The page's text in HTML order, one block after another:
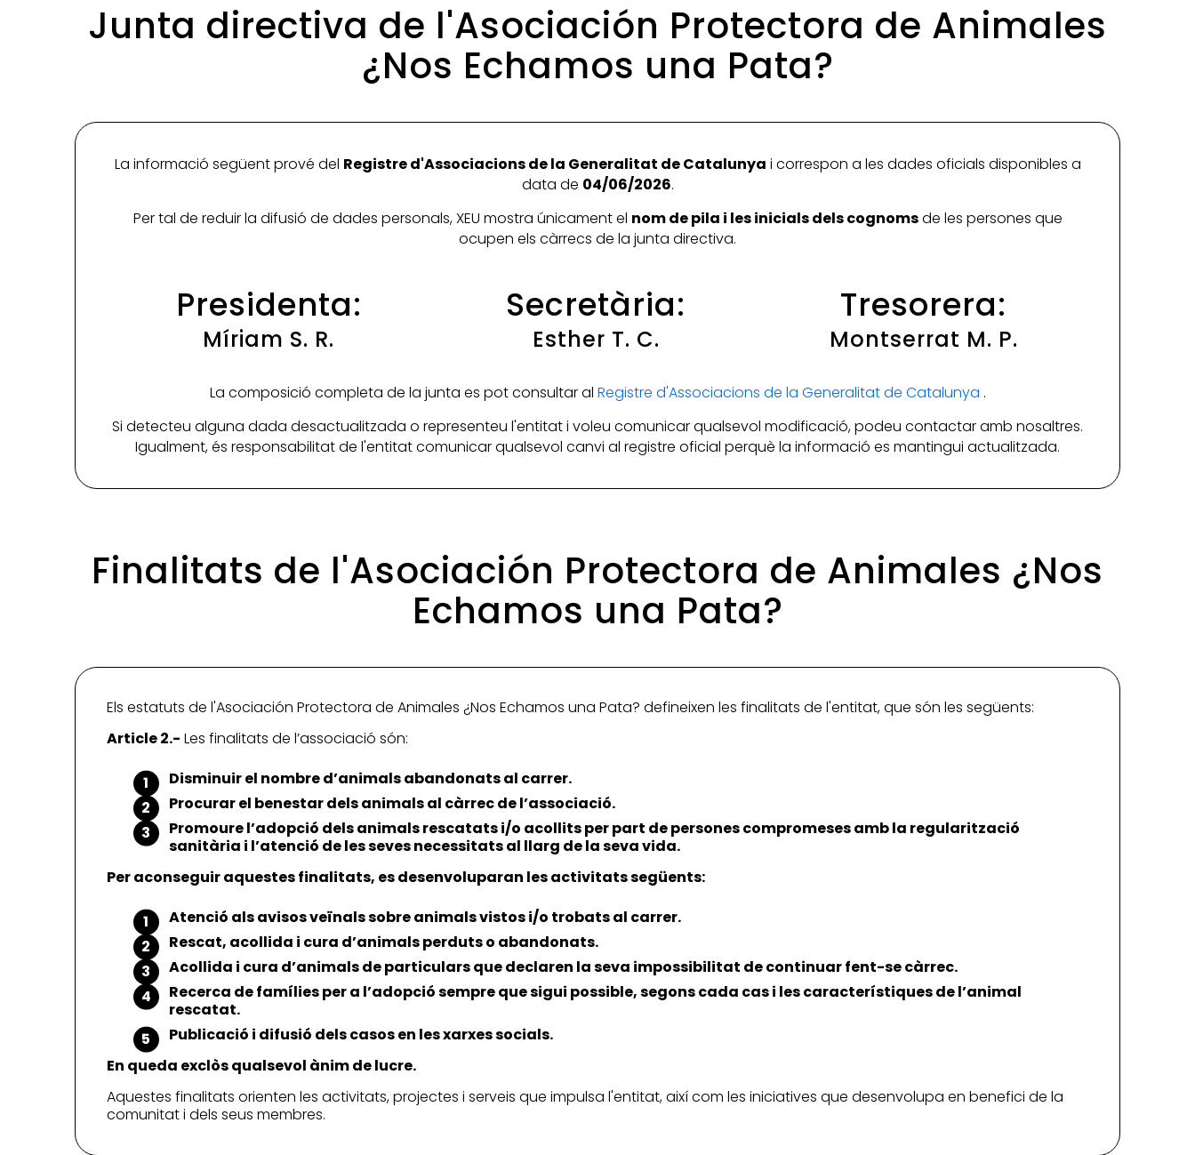
Junta directiva de l'Asociación Protectora de Animales
¿Nos Echamos una Pata?
La informació següent prové del Registre d'Associacions de la Generalitat de Catalunya i correspon a les dades oficials disponibles a
data de 04/06/2026.
Per tal de reduir la difusió de dades personals, XEU mostra únicament el nom de pila i les inicials dels cognomsde les persones que
ocupen els càrrecs de la junta directiva.
Presidenta:
Míriam S. R.
Secretària:
Esther T. C.
Tresorera:
Montserrat M. P.
La composició completa de la junta es pot consultar al Registre d'Associacions de la Generalitat de Catalunya .
Si detecteu alguna dada desactualitzada o representeu l'entitat i voleu comunicar qualsevol modificació, podeu contactar amb nosaltres.
Igualment, és responsabilitat de l'entitat comunicar qualsevol canvi al registre oficial perquè la informació es mantingui actualitzada.
Finalitats de l'Asociación Protectora de Animales ¿Nos
Echamos una Pata?
Els estatuts de l'Asociación Protectora de Animales ¿Nos Echamos una Pata? defineixen les finalitats de l'entitat, que són les següents:
Article 2.- Les finalitats de l’associació són:
Disminuir el nombre d’animals abandonats al carrer.
Procurar el benestar dels animals al càrrec de l’associació.
Promoure l’adopció dels animals rescatats i/o acollits per part de persones compromeses amb la regularització
sanitària i l’atenció de les seves necessitats al llarg de la seva vida.
Per aconseguir aquestes finalitats, es desenvoluparan les activitats següents:
Atenció als avisos veïnals sobre animals vistos i/o trobats al carrer.
Rescat, acollida i cura d’animals perduts o abandonats.
Acollida i cura d’animals de particulars que declaren la seva impossibilitat de continuar fent-se càrrec.
Recerca de famílies per a l’adopció sempre que sigui possible, segons cada cas i les característiques de l’animal
rescatat.
Publicació i difusió dels casos en les xarxes socials.
En queda exclòs qualsevol ànim de lucre.
Aquestes finalitats orienten les activitats, projectes i serveis que impulsa l'entitat, així com les iniciatives que desenvolupa en benefici de la
comunitat i dels seus membres.